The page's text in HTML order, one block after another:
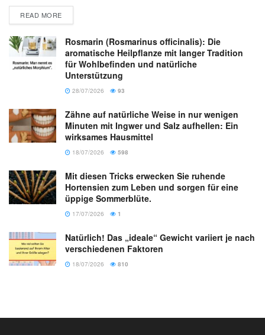
READ MORE
Rosmarin (Rosmarinus officinalis): Die
aromatische Heilpflanze mit langer Tradition
für Wohlbefinden und natürliche
Unterstützung
28/07/2026 93
Zähne auf natürliche Weise in nur wenigen
Minuten mit Ingwer und Salz aufhellen: Ein
wirksames Hausmittel
18/07/2026 598
Mit diesen Tricks erwecken Sie ruhende
Hortensien zum Leben und sorgen für eine
üppige Sommerblüte.
17/07/2026 1
Natürlich! Das „ideale“ Gewicht variiert je nach
verschiedenen Faktoren
18/07/2026 810